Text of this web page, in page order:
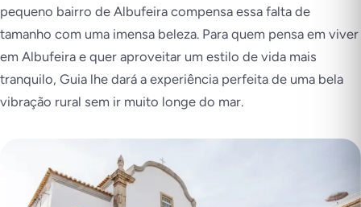
pequeno bairro de Albufeira compensa essa falta de
tamanho com uma imensa beleza. Para quem pensa em viver
em Albufeira e quer aproveitar um estilo de vida mais
tranquilo, Guia lhe dará a experiência perfeita de uma bela
vibração rural sem ir muito longe do mar.